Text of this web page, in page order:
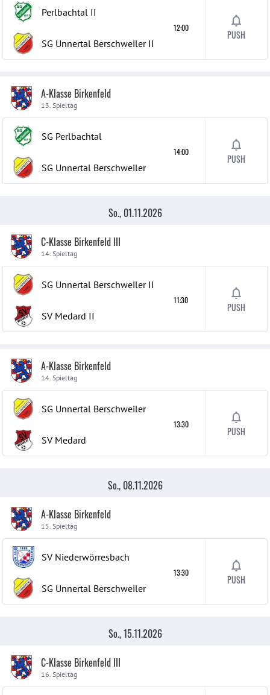
Perlbachtal II
SG Unnertal Berschweiler II
12:00
PUSH
A-Klasse Birkenfeld
13. Spieltag
SG Perlbachtal
SG Unnertal Berschweiler
14:00
PUSH
So., 01.11.2026
C-Klasse Birkenfeld III
14. Spieltag
SG Unnertal Berschweiler II
SV Medard II
11:30
PUSH
A-Klasse Birkenfeld
14. Spieltag
SG Unnertal Berschweiler
SV Medard
13:30
PUSH
So., 08.11.2026
A-Klasse Birkenfeld
15. Spieltag
SV Niederwörresbach
SG Unnertal Berschweiler
13:30
PUSH
So., 15.11.2026
C-Klasse Birkenfeld III
16. Spieltag